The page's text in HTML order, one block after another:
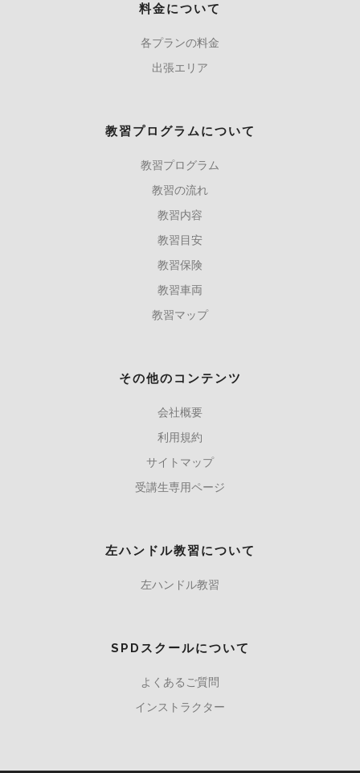
料金について
各プランの料金
出張エリア
教習プログラムについて
教習プログラム
教習の流れ
教習内容
教習目安
教習保険
教習車両
教習マップ
その他のコンテンツ
会社概要
利用規約
サイトマップ
受講生専用ページ
左ハンドル教習について
左ハンドル教習
SPDスクールについて
よくあるご質問
インストラクター